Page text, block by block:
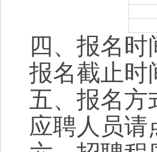
四、报名时
报名截止时
五、报名方
应聘人员请